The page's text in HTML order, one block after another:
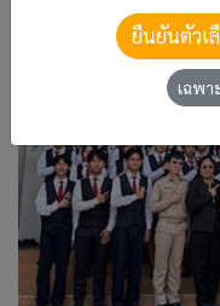
ยืนยันตัวเ
เฉพ